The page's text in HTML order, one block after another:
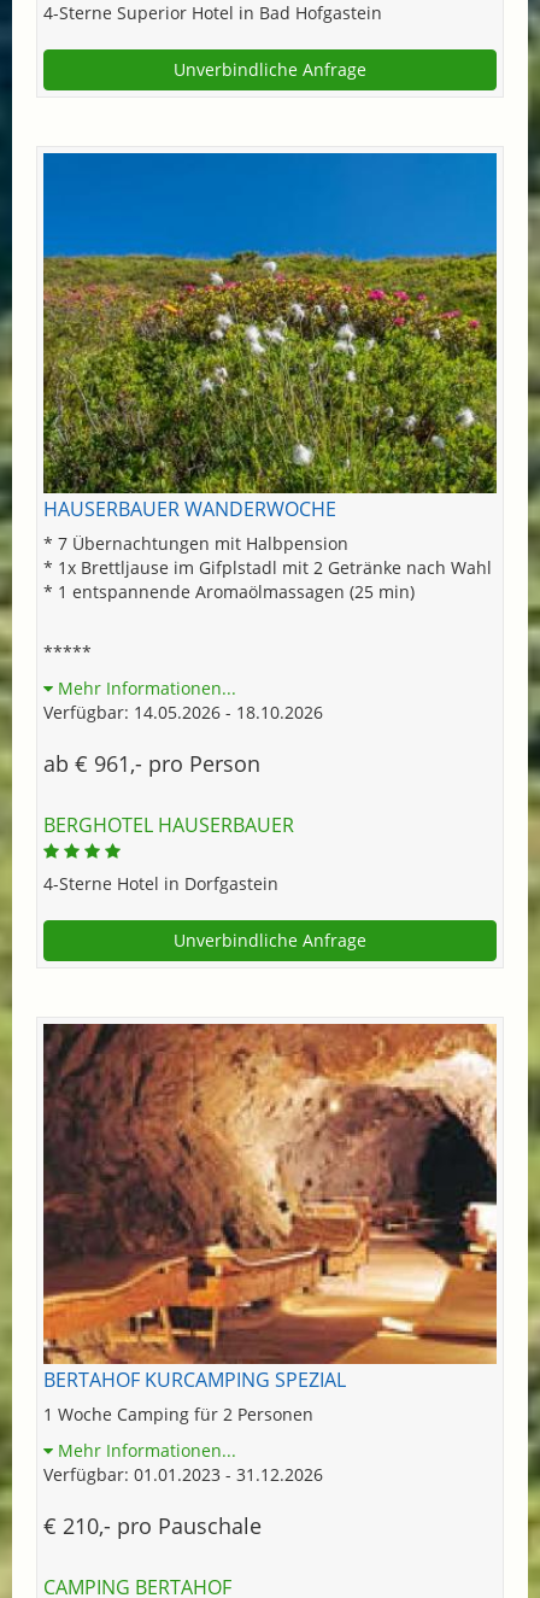
4-Sterne Superior Hotel in Bad Hofgastein
Unverbindliche Anfrage
HAUSERBAUER WANDERWOCHE
* 7 Übernachtungen mit Halbpension
* 1x Brettljause im Gifplstadl mit 2 Getränke nach Wahl
* 1 entspannende Aromaölmassagen (25 min)
*****
Mehr Informationen...
Verfügbar: 14.05.2026 - 18.10.2026
ab € 961,- pro Person
BERGHOTEL HAUSERBAUER
4-Sterne Hotel in Dorfgastein
Unverbindliche Anfrage
BERTAHOF KURCAMPING SPEZIAL
1 Woche Camping für 2 Personen
Mehr Informationen...
Verfügbar: 01.01.2023 - 31.12.2026
€ 210,- pro Pauschale
CAMPING BERTAHOF